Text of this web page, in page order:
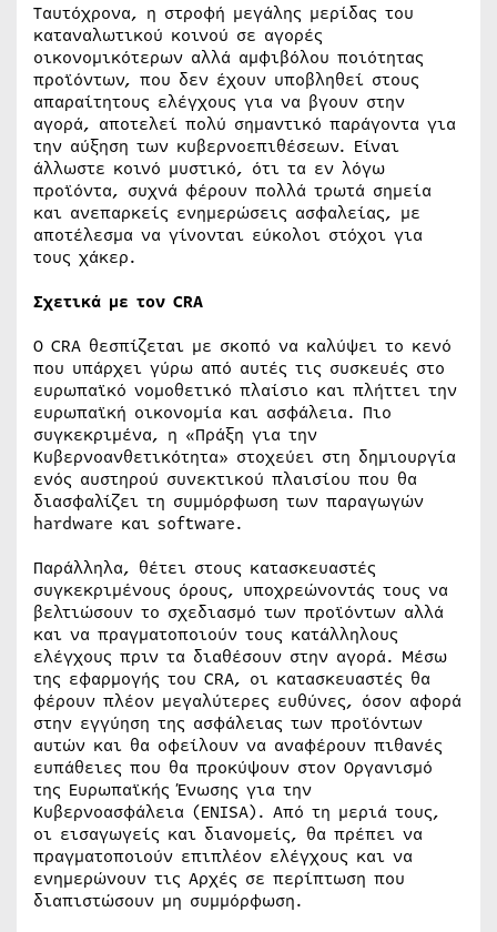
Ταυτόχρονα, η στροφή μεγάλης μερίδας του
καταναλωτικού κοινού σε αγορές
οικονομικότερων αλλά αμφιβόλου ποιότητας
προϊόντων, που δεν έχουν υποβληθεί στους
απαραίτητους ελέγχους για να βγουν στην
αγορά, αποτελεί πολύ σημαντικό παράγοντα για
την αύξηση των κυβερνοεπιθέσεων. Είναι
άλλωστε κοινό μυστικό, ότι τα εν λόγω
προϊόντα, συχνά φέρουν πολλά τρωτά σημεία
και ανεπαρκείς ενημερώσεις ασφαλείας, με
αποτέλεσμα να γίνονται εύκολοι στόχοι για
τους χάκερ.
Σχετικά με τον CRA
Ο CRA θεσπίζεται με σκοπό να καλύψει το κενό
που υπάρχει γύρω από αυτές τις συσκευές στο
ευρωπαϊκό νομοθετικό πλαίσιο και πλήττει την
ευρωπαϊκή οικονομία και ασφάλεια. Πιο
συγκεκριμένα, η «Πράξη για την
Κυβερνοανθετικότητα» στοχεύει στη δημιουργία
ενός αυστηρού συνεκτικού πλαισίου που θα
διασφαλίζει τη συμμόρφωση των παραγωγών
hardware και software.
Παράλληλα, θέτει στους κατασκευαστές
συγκεκριμένους όρους, υποχρεώνοντάς τους να
βελτιώσουν το σχεδιασμό των προϊόντων αλλά
και να πραγματοποιούν τους κατάλληλους
ελέγχους πριν τα διαθέσουν στην αγορά. Μέσω
της εφαρμογής του CRA, οι κατασκευαστές θα
φέρουν πλέον μεγαλύτερες ευθύνες, όσον αφορά
στην εγγύηση της ασφάλειας των προϊόντων
αυτών και θα οφείλουν να αναφέρουν πιθανές
ευπάθειες που θα προκύψουν στον Οργανισμό
της Ευρωπαϊκής Ένωσης για την
Κυβερνοασφάλεια (ENISA). Από τη μεριά τους,
οι εισαγωγείς και διανομείς, θα πρέπει να
πραγματοποιούν επιπλέον ελέγχους και να
ενημερώνουν τις Αρχές σε περίπτωση που
διαπιστώσουν μη συμμόρφωση.